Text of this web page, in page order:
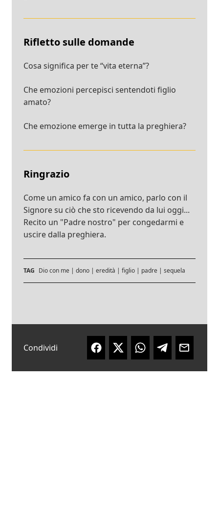
Rifletto sulle domande
Cosa significa per te “vita eterna”?
Che emozioni percepisci sentendoti figlio
amato?
Che emozione emerge in tutta la preghiera?
Ringrazio
Come un amico fa con un amico, parlo con il
Signore su ciò che sto ricevendo da lui oggi...
Recito un "Padre nostro" per congedarmi e
uscire dalla preghiera.
TAG Dio con me | dono | eredità | figlio | padre | sequela
Condividi